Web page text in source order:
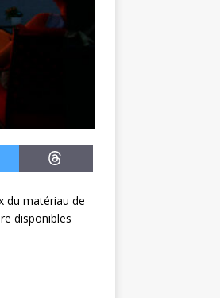
du matériau de
disponibles